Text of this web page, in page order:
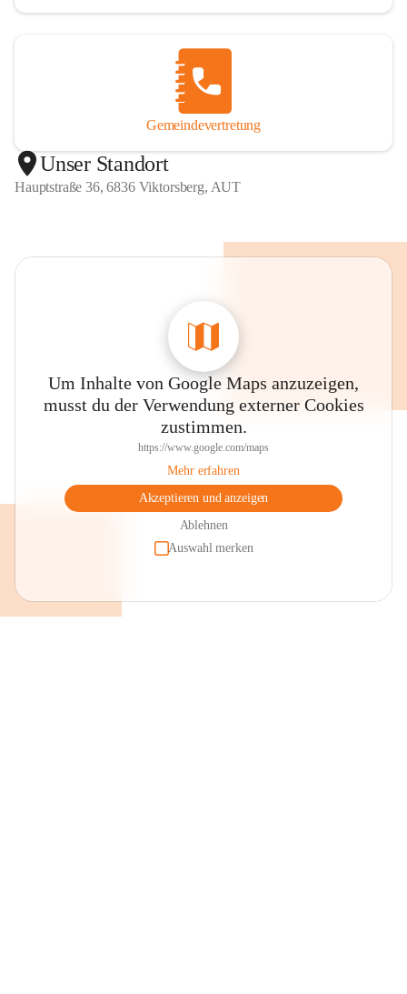
Gemeindevertretung
Unser Standort
Hauptstraße 36, 6836 Viktorsberg, AUT
Um Inhalte von Google Maps anzuzeigen,
musst du der Verwendung externer Cookies
zustimmen.
https://www.google.com/maps
Mehr erfahren
Akzeptieren und anzeigen
Ablehnen
Auswahl merken